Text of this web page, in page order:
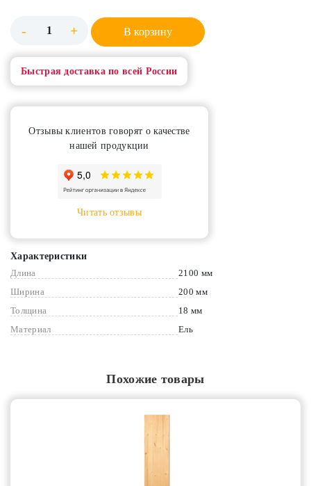
- + В корзину
Быстрая доставка по всей России
Отзывы клиентов говорят о качестве
нашей продукции
Читать отзывы
Характеристики
Длина
2100 мм
Ширина
200 мм
Толщина
18 мм
Материал
Ель
Похожие товары